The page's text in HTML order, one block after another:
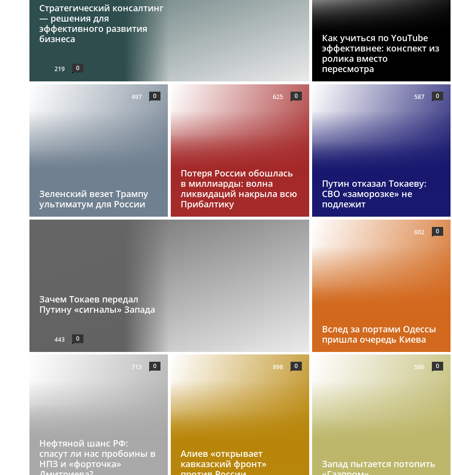
Стратегический консалтинг
— решения для
эффективного развития
бизнеса
219 0
Как учиться по YouTube
эффективнее: конспект из
ролика вместо
пересмотра
Зеленский везет Трампу
ультиматум для России
497 0
Потеря России обошлась
в миллиарды: волна
ликвидаций накрыла всю
Прибалтику
625 0
Путин отказал Токаеву:
СВО «заморозке» не
подлежит
587 0
Зачем Токаев передал
Путину «сигналы» Запада
443 0
Вслед за портами Одессы
пришла очередь Киева
602 0
Нефтяной шанс РФ:
спасут ли нас пробоины в
НПЗ и «форточка»
713 0
Алиев «открывает
кавказский фронт»
898 0
Запад пытается потопить
586 0